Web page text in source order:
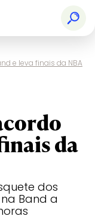
e leva finais da NBA
da
dos
Band a